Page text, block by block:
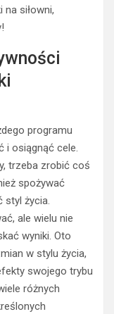
siłowni,
programu
i osiągnąć cele.
trzeba zrobić coś
spożywać
styl życia.
ale wielu nie
wyniki. Oto
w stylu życia,
swojego trybu
różnych